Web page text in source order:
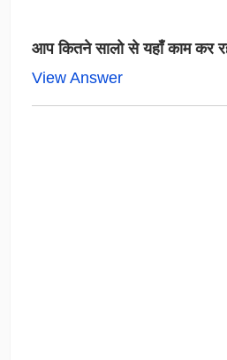
आप कितने सालो से यहाँ काम कर
View Answer